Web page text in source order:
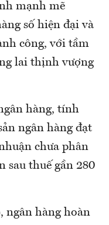
mạnh mẽ
số hiện đại và
công, với tầm
lai thịnh vượng
hàng, tính
ngân hàng đạt
chưa phân
sau thuế gần 280
ngân hàng hoàn